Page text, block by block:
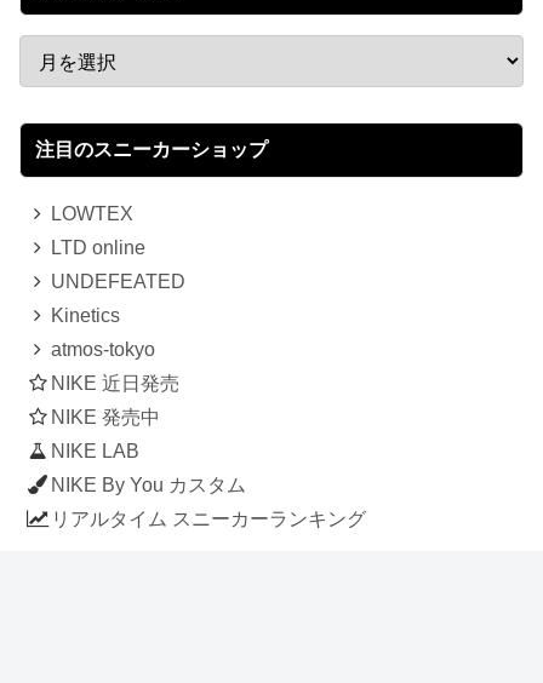
注目のスニーカーショップ
LOWTEX
LTD online
UNDEFEATED
Kinetics
atmos-tokyo
NIKE 近日発売
NIKE 発売中
NIKE LAB
NIKE By You カスタム
リアルタイム スニーカーランキング